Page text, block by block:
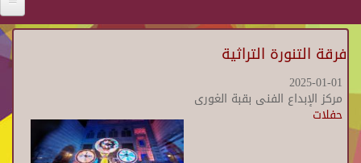
فرقة التنورة التراثية
2025-01-01
مركز الإبداع الفنى بقبة الغورى
حفلات